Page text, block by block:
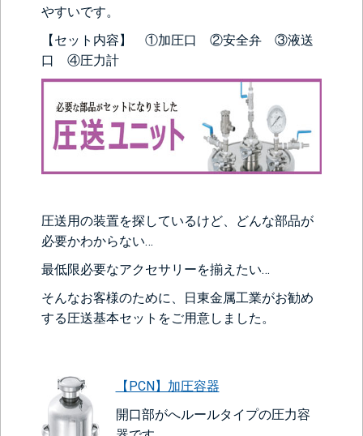
やすいです。
【セット内容】 ①加圧口 ②安全弁 ③液送
口 ④圧力計
圧送用の装置を探しているけど、どんな部品が
必要かわからない…
最低限必要なアクセサリーを揃えたい…
そんなお客様のために、日東金属工業がお勧め
する圧送基本セットをご用意しました。
【PCN】加圧容器
開口部がへルールタイプの圧力容